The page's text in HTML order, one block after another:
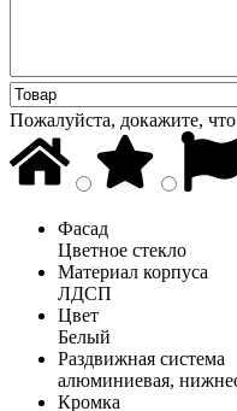
Пожалуйста, докажите,
Фасад
Цветное стекло
Материал корпуса
ЛДСП
Цвет
Белый
Раздвижная система
алюминиевая,
Кромка